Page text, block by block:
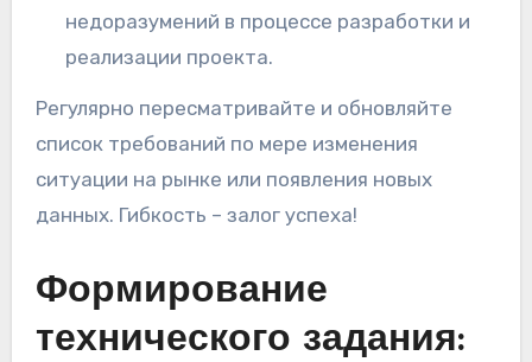
недоразумений в процессе разработки и
реализации проекта.
Регулярно пересматривайте и обновляйте
список требований по мере изменения
ситуации на рынке или появления новых
данных. Гибкость – залог успеха!
Формирование
технического задания: